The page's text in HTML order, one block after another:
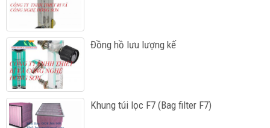
Đồng hồ lưu lượng kế
Khung túi lọc F7 (Bag filter F7)